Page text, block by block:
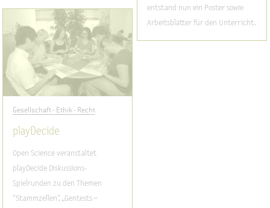
entstand nun ein Poster sowie
Arbeitsblätter für den Unterricht.
Gesellschaft - Ethik - Recht
playDecide
Open Science veranstaltet
playDecide Diskussions-
Spielrunden zu den Themen
"Stammzellen", „Gentests –